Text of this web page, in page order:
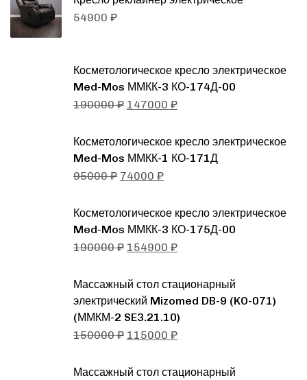
54900 ₽
Косметологическое кресло электрическое
Med-Mos ММКК-3 КО-174Д-00
190000₽ 147000 ₽
Косметологическое кресло электрическое
Med-Mos ММКК-1 КО-171Д
95000₽ 74000 ₽
Косметологическое кресло электрическое
Med-Mos ММКК-3 КО-175Д-00
190000₽ 154900 ₽
Массажный стол стационарный
электрический Mizomed DB-9 (KO-071)
(ММКМ-2 SE3.21.10)
150000₽ 115000 ₽
Массажный стол стационарный